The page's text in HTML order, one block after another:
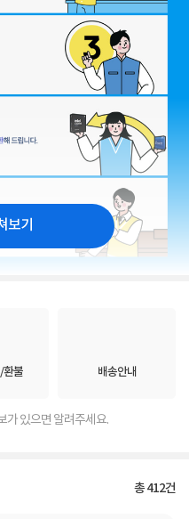
보기
환불 배송안내
가 있으면 알려주세요.
총412건